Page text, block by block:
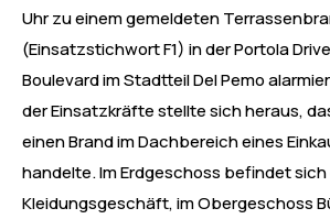
Uhr zu einem gemeldeten
(Einsatzstichwort F1) in der Portola
Boulevard im Stadtteil Del Pemo
der Einsatzkräfte stellte sich heraus,
einen Brand im Dachbereich eines
handelte. Im Erdgeschoss befindet sich
Kleidungsgeschäft, im Obergeschoss